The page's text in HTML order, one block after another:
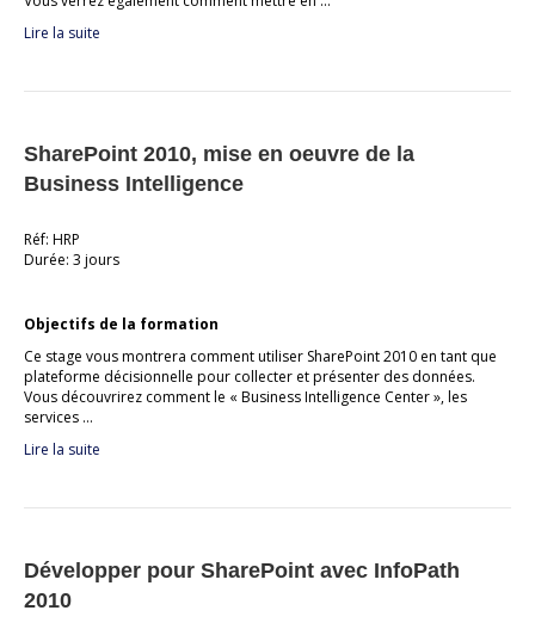
Lire la suite
SharePoint 2010, mise en oeuvre de la
Business Intelligence
Réf: HRP
Durée: 3 jours
Objectifs de la formation
Ce stage vous montrera comment utiliser SharePoint 2010 en tant que
plateforme décisionnelle pour collecter et présenter des données.
Vous découvrirez comment le « Business Intelligence Center », les
services …
Lire la suite
Développer pour SharePoint avec InfoPath
2010